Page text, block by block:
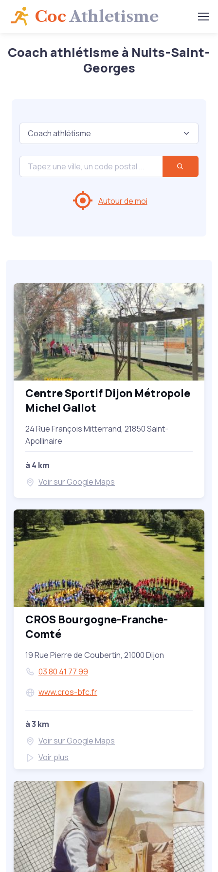
CocAthletisme
Coach athlétisme à Nuits-Saint-
Georges
Autour de moi
Centre Sportif Dijon Métropole
Michel Gallot
24 Rue François Mitterrand, 21850 Saint-
Apollinaire
à 4 km
Voir sur Google Maps
CROS Bourgogne-Franche-
Comté
19 Rue Pierre de Coubertin, 21000 Dijon
03 80 41 77 99
www.cros-bfc.fr
à 3 km
Voir sur Google Maps
Voir plus